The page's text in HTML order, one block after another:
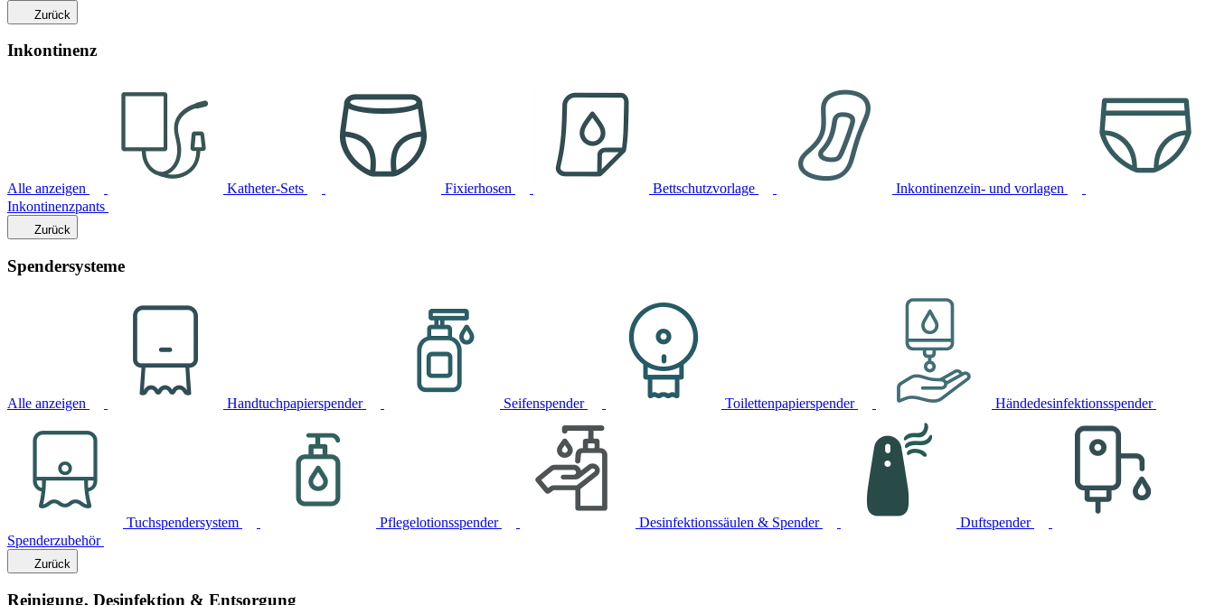
Zurück
Inkontinenz
Alle anzeigen Katheter-Sets Fixierhosen Bettschutzvorlage
Inkontinenzein- und vorlagen
Inkontinenzpants
Zurück
Spendersysteme
Alle anzeigen Handtuchpapierspender Seifenspender Toilettenpapierspender Händedesinfektionsspender
Tuchspendersystem Pflegelotionsspender Desinfektionssäulen & Spender
Duftspender
Spenderzubehör
Zurück
Reinigung, Desinfektion & Entsorgung